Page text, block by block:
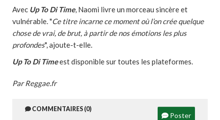
Avec Up To Di Time, Naomi livre un morceau sincère et
vulnérable. "Ce titre incarne ce moment où l’on crée quelque
chose de vrai, de brut, à partir de nos émotions les plus
profondes", ajoute-t-elle.
Up To Di Timeest disponible sur toutes les plateformes.
Par Reggae.fr
COMMENTAIRES (0)
Poster